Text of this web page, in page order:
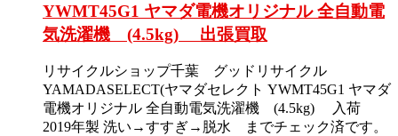
YWMT45G1 ヤマダ電機オリジナル 全自動電
気洗濯機 (4.5kg) 出張買取
リサイクルショップ千葉 グッドリサイクル
YAMADASELECT(ヤマダセレクト YWMT45G1 ヤマダ
電機オリジナル 全自動電気洗濯機 (4.5kg) 入荷
2019年製 洗い→すすぎ→脱水 までチェック済です。